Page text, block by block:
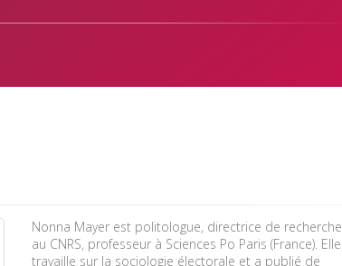
Nonna Mayer est politologue, directrice de recherche
au CNRS, professeur à Sciences Po Paris (France). Elle
travaille sur la sociologie électorale et a publié de